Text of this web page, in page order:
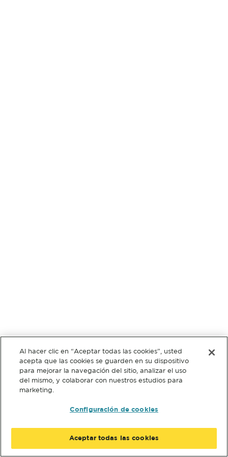
Al hacer clic en “Aceptar todas las cookies”, usted
acepta que las cookies se guarden en su dispositivo
para mejorar la navegación del sitio, analizar el uso
del mismo, y colaborar con nuestros estudios para
marketing.
Configuración de cookies
Aceptar todas las cookies